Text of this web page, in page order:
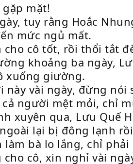
mặt!
tuy rằng Hoắc
mức ngủ mất.
cho cô tốt, rồi thổi tắt
khoảng ba ngày,
xuống giường.
này vài ngày, đừng
người mệt mỏi, chỉ
xuyên qua, Lưu Quế
lại bị đông lạnh
làm bà lo lắng, chỉ
cô, xin nghỉ vài